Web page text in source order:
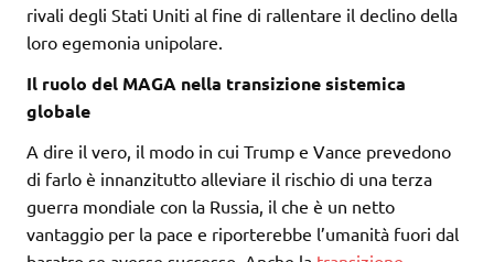
rivali degli Stati Uniti al fine di rallentare il declino della
loro egemonia unipolare.
Il ruolo del MAGA nella transizione sistemica
globale
A dire il vero, il modo in cui Trump e Vance prevedono
di farlo è innanzitutto alleviare il rischio di una terza
guerra mondiale con la Russia, il che è un netto
vantaggio per la pace e riporterebbe l’umanità fuori dal